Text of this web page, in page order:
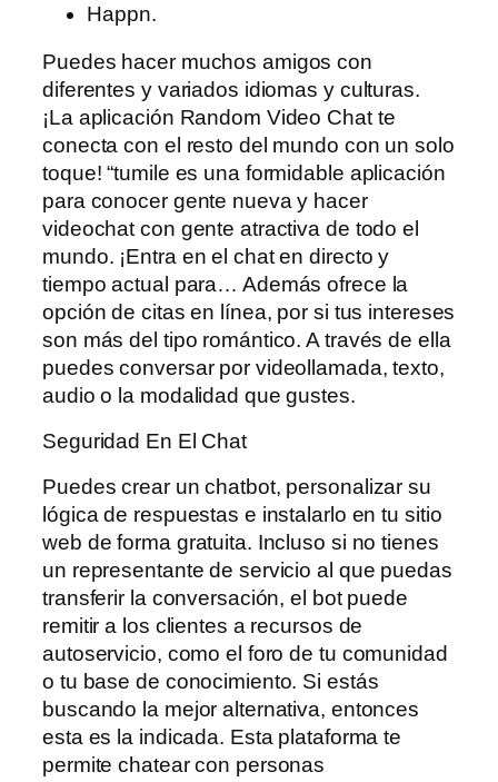
Happn.
Puedes hacer muchos amigos con
diferentes y variados idiomas y culturas.
¡La aplicación Random Video Chat te
conecta con el resto del mundo con un solo
toque! “tumile es una formidable aplicación
para conocer gente nueva y hacer
videochat con gente atractiva de todo el
mundo. ¡Entra en el chat en directo y
tiempo actual para… Además ofrece la
opción de citas en línea, por si tus intereses
son más del tipo romántico. A través de ella
puedes conversar por videollamada, texto,
audio o la modalidad que gustes.
Seguridad En El Chat
Puedes crear un chatbot, personalizar su
lógica de respuestas e instalarlo en tu sitio
web de forma gratuita. Incluso si no tienes
un representante de servicio al que puedas
transferir la conversación, el bot puede
remitir a los clientes a recursos de
autoservicio, como el foro de tu comunidad
o tu base de conocimiento. Si estás
buscando la mejor alternativa, entonces
esta es la indicada. Esta plataforma te
permite chatear con personas